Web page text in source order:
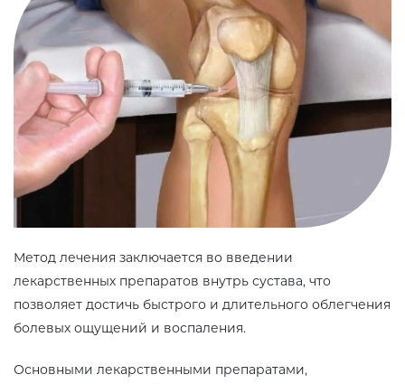
Метод лечения заключается во введении
лекарственных препаратов внутрь сустава, что
позволяет достичь быстрого и длительного облегчения
болевых ощущений и воспаления.
Основными лекарственными препаратами,